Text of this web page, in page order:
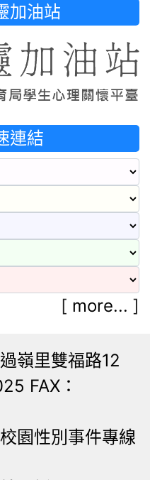
加油站
連結
[ more... ]
嶺里雙福路12
FAX：
園性別事件專線